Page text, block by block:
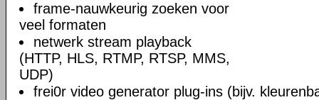
frame-nauwkeurig zoeken voor
veel formaten
netwerk stream playback
(HTTP, HLS, RTMP, RTSP, MMS,
UDP)
frei0r video generator plug-ins (bijv.